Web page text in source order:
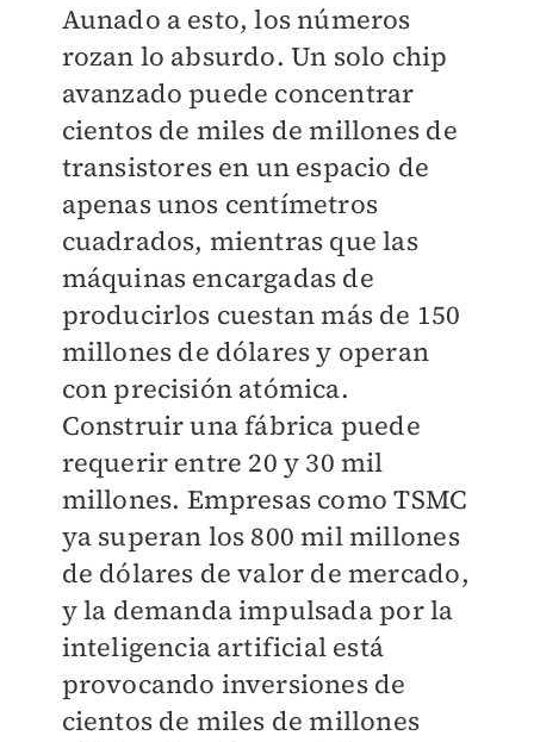
Aunado a esto, los números
rozan lo absurdo. Un solo chip
avanzado puede concentrar
cientos de miles de millones de
transistores en un espacio de
apenas unos centímetros
cuadrados, mientras que las
máquinas encargadas de
producirlos cuestan más de 150
millones de dólares y operan
con precisión atómica.
Construir una fábrica puede
requerir entre 20 y 30 mil
millones. Empresas como TSMC
ya superan los 800 mil millones
de dólares de valor de mercado,
y la demanda impulsada por la
inteligencia artificial está
provocando inversiones de
cientos de miles de millones